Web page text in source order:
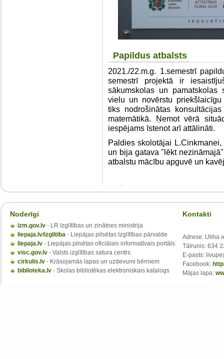
Papildus atbalsts
2021./22.m.g. 1.semestrī
semestrī projektā ir
sākumskolas un pamatskolas
vielu un novērstu
tiks nodrošinātas
matemātikā. Ņemot vērā
iespējams īstenot arī attālināti.
Paldies skolotājai
un bija gatava "lēkt
atbalstu mācību apguvē un
Noderīgi
izm.gov.lv - LR Izglītības un zinātnes ministrija
liepaja.lv/izglitiba - Liepājas pilsētas Izglītības pārvalde
liepaja.lv - Liepājas pilsētas oficiālais informatīvais portāls
visc.gov.lv - Valsts izglītības satura centrs
cirkulis.lv - Krāsojamās lapas un uzdevumi bērniem
biblioteka.lv - Skolas bibliotēkas elektroniskais katalogs
Kontakti
Adrese: Uliha
Tālrunis: 634
E-pasts:
Facebook:
Mājas lapa: